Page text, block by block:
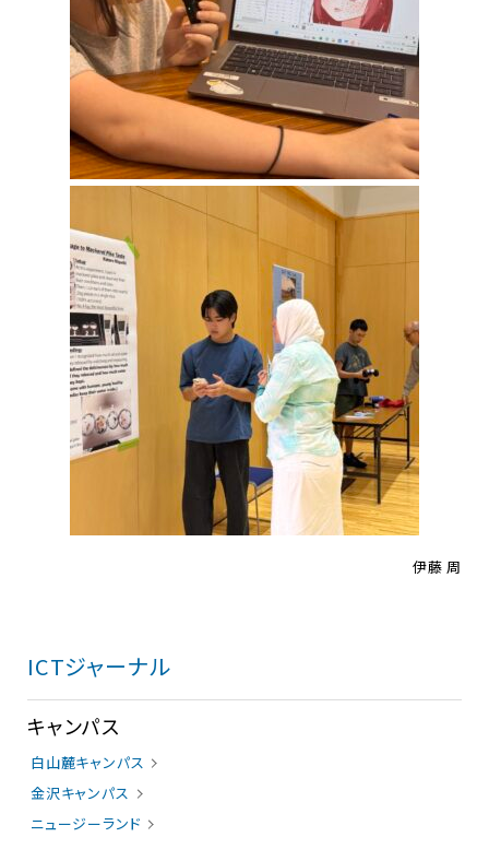
伊藤 周
ICTジャーナル
キャンパス
白山麓キャンパス
金沢キャンパス
ニュージーランド